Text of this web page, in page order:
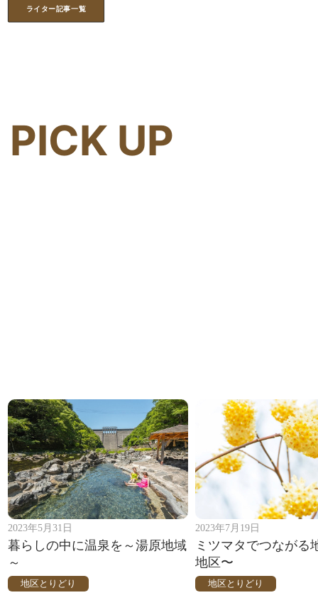
ライター記事一覧
PICK UP
2023年5月31日
暮らしの中に温泉を～湯原地域
～
地区とりどり
2023年7月19日
ミツマタでつながる
地区〜
地区とりどり